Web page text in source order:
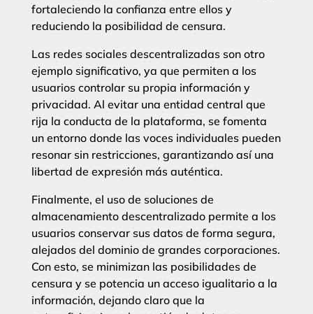
fortaleciendo la confianza entre ellos y
reduciendo la posibilidad de censura.
Las redes sociales descentralizadas son otro
ejemplo significativo, ya que permiten a los
usuarios controlar su propia información y
privacidad. Al evitar una entidad central que
rija la conducta de la plataforma, se fomenta
un entorno donde las voces individuales pueden
resonar sin restricciones, garantizando así una
libertad de expresión más auténtica.
Finalmente, el uso de soluciones de
almacenamiento descentralizado permite a los
usuarios conservar sus datos de forma segura,
alejados del dominio de grandes corporaciones.
Con esto, se minimizan las posibilidades de
censura y se potencia un acceso igualitario a la
información, dejando claro que la